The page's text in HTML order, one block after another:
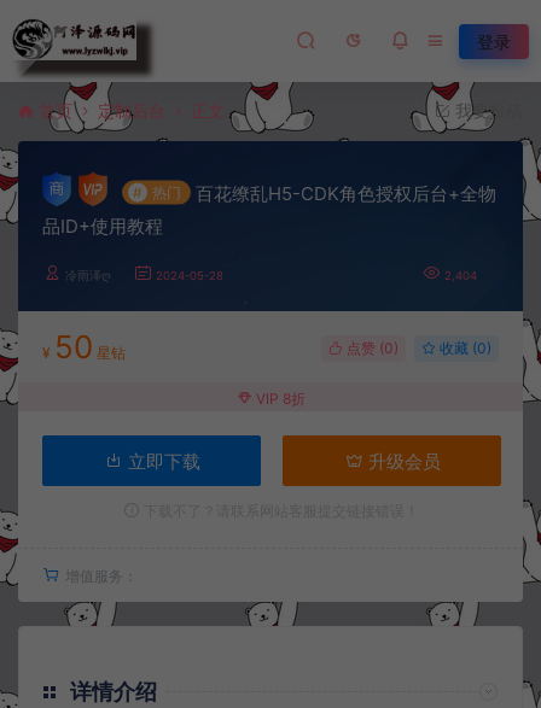
登录
首页 定制后台 正文 我要投稿
# 热门
百花缭乱H5-CDK角色授权后台+全物
品ID+使用教程
冷雨泽ღ 2024-05-28 2,404
¥ 50 星钻 点赞 (0) 收藏 (0)
VIP 8折
立即下载 升级会员
增值服务：
详情介绍